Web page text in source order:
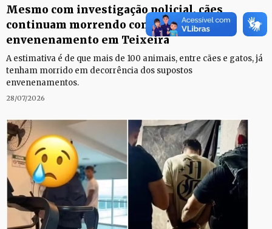
Mesmo com investigação policial, cães
continuam morrendo com suspeita de
envenenamento em Teixeira
A estimativa é de que mais de 100 animais, entre cães e gatos, já
tenham morrido em decorrência dos supostos
envenenamentos.
28/07/2026